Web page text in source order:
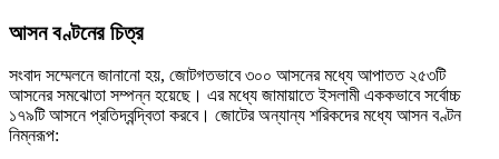
আসন বণ্টনের চিত্র
সংবাদ সম্মেলনে জানানো হয়, জোটগতভাবে ৩০০ আসনের মধ্যে আপাতত ২৫৩টি
আসনের সমঝোতা সম্পন্ন হয়েছে। এর মধ্যে জামায়াতে ইসলামী এককভাবে সর্বোচ্চ
১৭৯টি আসনে প্রতিদ্বন্দ্বিতা করবে। জোটের অন্যান্য শরিকদের মধ্যে আসন বণ্টন
নিম্নরূপ: